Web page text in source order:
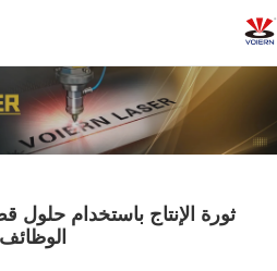
ثورة الإنتاج باستخدام حلول
الوظائف